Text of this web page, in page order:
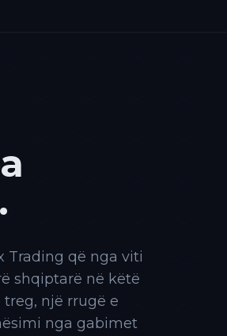
Trading që nga viti
shqiptarë në këtë
treg, një rrugë e
nga gabimet